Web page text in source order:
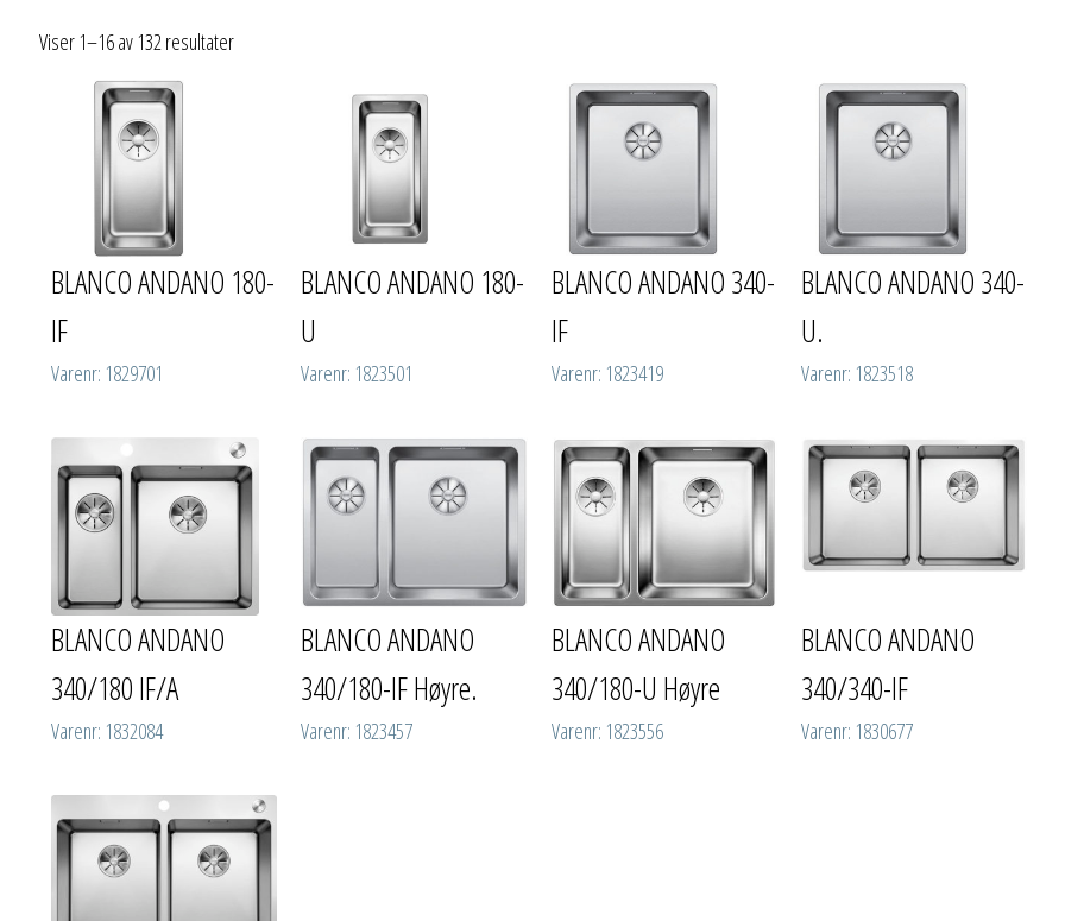
Viser 1–16 av 132 resultater
BLANCO ANDANO 180-
IF
Varenr: 1829701
BLANCO ANDANO 180-
U
Varenr: 1823501
BLANCO ANDANO 340-
IF
Varenr: 1823419
BLANCO ANDANO 340-
U.
Varenr: 1823518
BLANCO ANDANO
340/180 IF/A
Varenr: 1832084
BLANCO ANDANO
340/180-IF Høyre.
Varenr: 1823457
BLANCO ANDANO
340/180-U Høyre
Varenr: 1823556
BLANCO ANDANO
340/340-IF
Varenr: 1830677